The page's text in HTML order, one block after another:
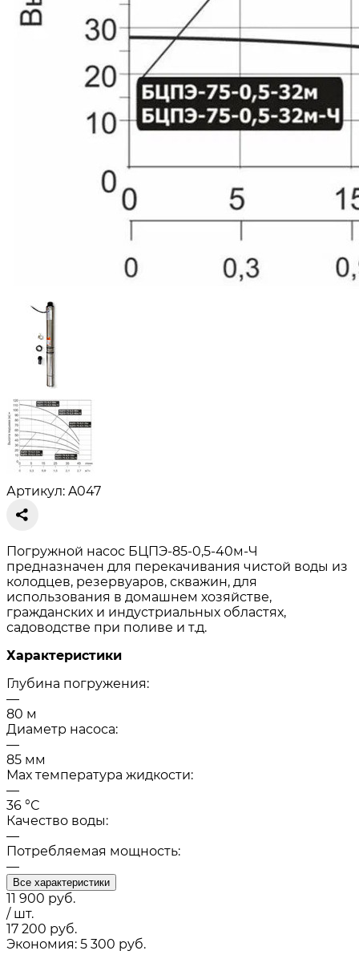
Артикул: A047
Погружной насос БЦПЭ-85-0,5-40м-Ч
предназначен для перекачивания чистой воды из
колодцев, резервуаров, скважин, для
использования в домашнем хозяйстве,
гражданских и индустриальных областях,
садоводстве при поливе и т.д.
Характеристики
Глубина погружения:
—
80 м
Диаметр насоса:
—
85 мм
Мах температура жидкости:
—
36 °С
Качество воды:
—
Потребляемая мощность:
—
Все характеристики
11 900 руб.
/ шт.
17 200 руб.
Экономия: 5 300 руб.